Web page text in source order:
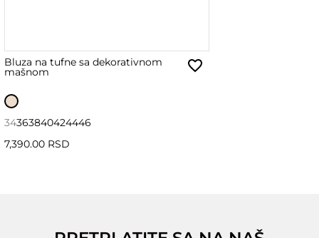
Bluza na tufne sa dekorativnom
mašnom
34363840424446
7,390.00 RSD